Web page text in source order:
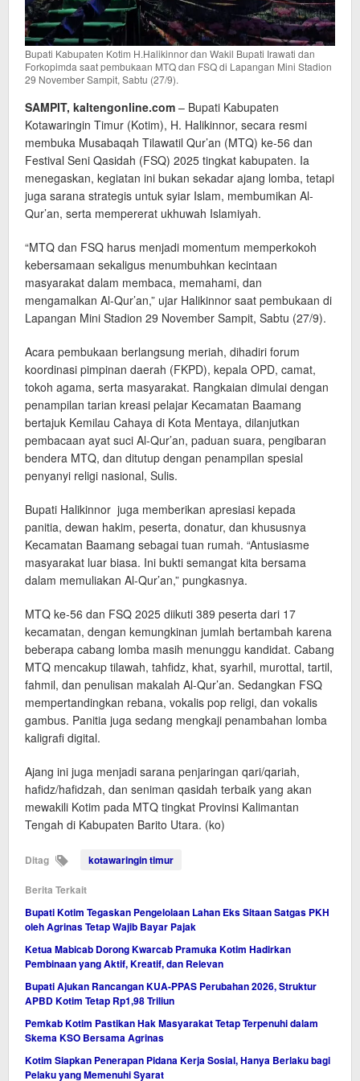
Bupati Kabupaten Kotim H.Halikinnor dan Wakil Bupati Irawati dan
Forkopimda saat pembukaan MTQ dan FSQ di Lapangan Mini Stadion
29 November Sampit, Sabtu (27/9).
SAMPIT, kaltengonline.com – Bupati Kabupaten
Kotawaringin Timur (Kotim), H. Halikinnor, secara resmi
membuka Musabaqah Tilawatil Qur’an (MTQ) ke-56 dan
Festival Seni Qasidah (FSQ) 2025 tingkat kabupaten. Ia
menegaskan, kegiatan ini bukan sekadar ajang lomba, tetapi
juga sarana strategis untuk syiar Islam, membumikan Al-
Qur’an, serta mempererat ukhuwah Islamiyah.
“MTQ dan FSQ harus menjadi momentum memperkokoh
kebersamaan sekaligus menumbuhkan kecintaan
masyarakat dalam membaca, memahami, dan
mengamalkan Al-Qur’an,” ujar Halikinnor saat pembukaan di
Lapangan Mini Stadion 29 November Sampit, Sabtu (27/9).
Acara pembukaan berlangsung meriah, dihadiri forum
koordinasi pimpinan daerah (FKPD), kepala OPD, camat,
tokoh agama, serta masyarakat. Rangkaian dimulai dengan
penampilan tarian kreasi pelajar Kecamatan Baamang
bertajuk Kemilau Cahaya di Kota Mentaya, dilanjutkan
pembacaan ayat suci Al-Qur’an, paduan suara, pengibaran
bendera MTQ, dan ditutup dengan penampilan spesial
penyanyi religi nasional, Sulis.
Bupati Halikinnor juga memberikan apresiasi kepada
panitia, dewan hakim, peserta, donatur, dan khususnya
Kecamatan Baamang sebagai tuan rumah. “Antusiasme
masyarakat luar biasa. Ini bukti semangat kita bersama
dalam memuliakan Al-Qur’an,” pungkasnya.
MTQ ke-56 dan FSQ 2025 diikuti 389 peserta dari 17
kecamatan, dengan kemungkinan jumlah bertambah karena
beberapa cabang lomba masih menunggu kandidat. Cabang
MTQ mencakup tilawah, tahfidz, khat, syarhil, murottal, tartil,
fahmil, dan penulisan makalah Al-Qur’an. Sedangkan FSQ
mempertandingkan rebana, vokalis pop religi, dan vokalis
gambus. Panitia juga sedang mengkaji penambahan lomba
kaligrafi digital.
Ajang ini juga menjadi sarana penjaringan qari/qariah,
hafidz/hafidzah, dan seniman qasidah terbaik yang akan
mewakili Kotim pada MTQ tingkat Provinsi Kalimantan
Tengah di Kabupaten Barito Utara. (ko)
Ditag kotawaringin timur
Berita Terkait
Bupati Kotim Tegaskan Pengelolaan Lahan Eks Sitaan Satgas PKH
oleh Agrinas Tetap Wajib Bayar Pajak
Ketua Mabicab Dorong Kwarcab Pramuka Kotim Hadirkan
Pembinaan yang Aktif, Kreatif, dan Relevan
Bupati Ajukan Rancangan KUA-PPAS Perubahan 2026, Struktur
APBD Kotim Tetap Rp1,98 Triliun
Pemkab Kotim Pastikan Hak Masyarakat Tetap Terpenuhi dalam
Skema KSO Bersama Agrinas
Kotim Siapkan Penerapan Pidana Kerja Sosial, Hanya Berlaku bagi
Pelaku yang Memenuhi Syarat